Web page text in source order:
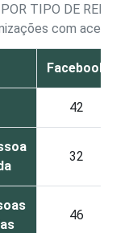
TIPO DE REDE
com acesso
Facebook
42
32
46